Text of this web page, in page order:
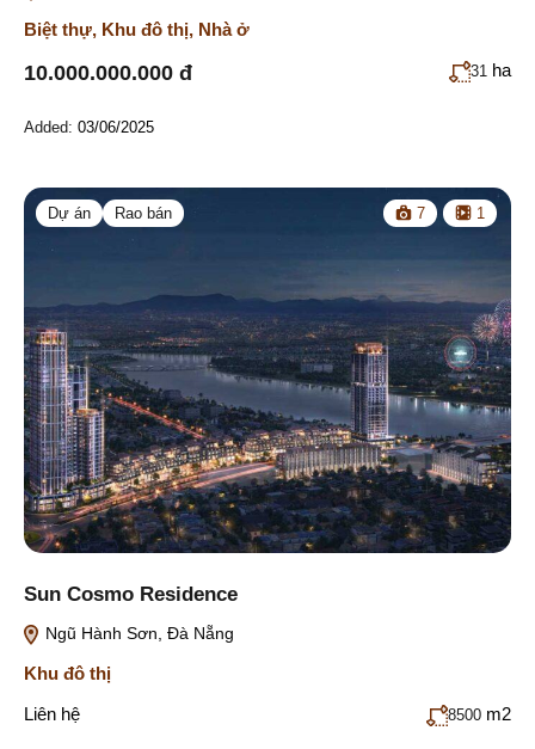
Biệt thự, Khu đô thị, Nhà ở
10.000.000.000 đ 31 ha
Added: 03/06/2025
Dự án Rao bán 7 1
Sun Cosmo Residence
Ngũ Hành Sơn, Đà Nẵng
Khu đô thị
Liên hệ
8500 m2